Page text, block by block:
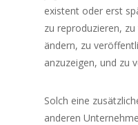
existent oder erst
zu reproduzieren,
ändern, zu
anzuzeigen, und zu
Solch eine
anderen